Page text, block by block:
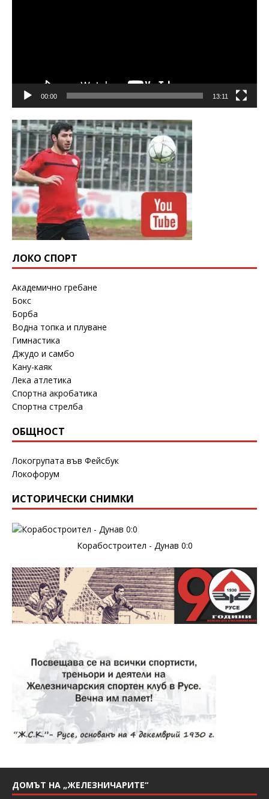
00:00 13:11
ЛОКО СПОРТ
Академично гребане
Бокс
Борба
Водна топка и плуване
Гимнастика
Джудо и самбо
Кану-каяк
Лека атлетика
Спортна акробатика
Спортна стрелба
ОБЩНОСТ
Локогрупата във Фейсбук
Локофорум
ИСТОРИЧЕСКИ СНИМКИ
Корабостроител - Дунав 0:0
ДОМЪТ НА „ЖЕЛЕЗНИЧАРИТЕ“